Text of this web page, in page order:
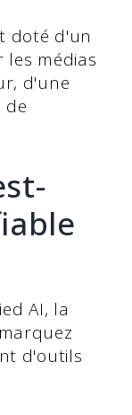
doté d'un
les médias
d'une
de
AI, la
d'outils